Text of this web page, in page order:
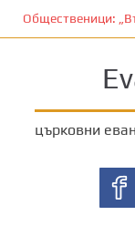
Общественици:
църковни